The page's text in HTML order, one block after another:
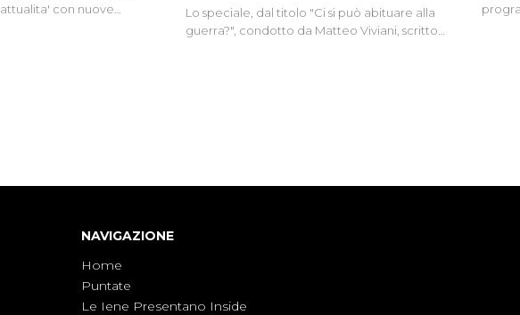
con nuove
Lo speciale, dal titolo "Ci si può abituare alla
guerra?", condotto da Matteo Viviani, scritto
NAVIGAZIONE
Home
Puntate
Le Iene Presentano Inside